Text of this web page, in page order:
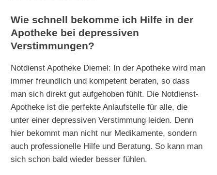
Wie schnell bekomme ich Hilfe in der
Apotheke bei depressiven
Verstimmungen?
Notdienst Apotheke Diemel: In der Apotheke wird man
immer freundlich und kompetent beraten, so dass
man sich direkt gut aufgehoben fühlt. Die Notdienst-
Apotheke ist die perfekte Anlaufstelle für alle, die
unter einer depressiven Verstimmung leiden. Denn
hier bekommt man nicht nur Medikamente, sondern
auch professionelle Hilfe und Beratung. So kann man
sich schon bald wieder besser fühlen.